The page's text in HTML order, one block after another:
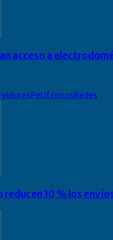
acceso a
PeriféricosRedes
reducen 10 % los